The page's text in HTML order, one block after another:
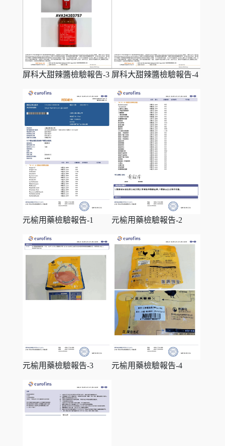
屏科大甜辣醬檢驗報告-3 屏科大甜辣醬檢驗報告-4
元榆用藥檢驗報告-1 元榆用藥檢驗報告-2
元榆用藥檢驗報告-3 元榆用藥檢驗報告-4